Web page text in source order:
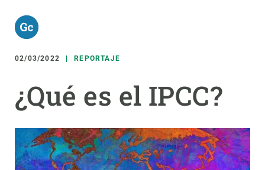
de
navegación
02/03/2022 REPORTAJE
¿Qué es el IPCC?
Featured
responsive
INTRANET
Responsive
menu
SOBRE NOSOTROS
CIENCIA EN ACCIÓN